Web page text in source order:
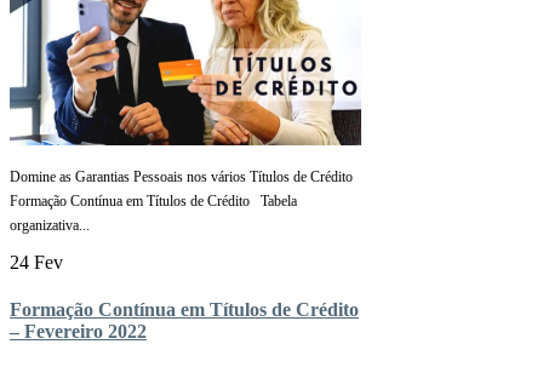
Domine as Garantias Pessoais nos vários Títulos de Crédito
Formação Contínua em Títulos de Crédito Tabela
organizativa...
24 Fev
Formação Contínua em Títulos de Crédito
– Fevereiro 2022